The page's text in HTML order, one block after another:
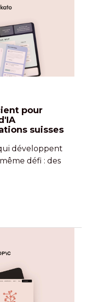
pour
suisses
développent
défi : des